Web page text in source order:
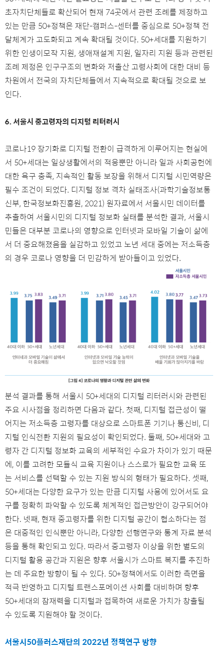
초자치단체들로 확산되어 현재 74곳에서 관련 조례를 제정하고
있는 만큼 50+정책은 재단-캠퍼스-센터를 중심으로 50+정책 전
달체계가 고도화되고 계속 확대될 것이다. 50+세대를 지원하기
위한 인생이모작 지원, 생애재설계 지원, 일자리 지원 등과 관련된
조례 제정은 인구구조의 변화와 저출산 고령사회에 대한 대비 등
차원에서 전국의 자치단체들에서 지속적으로 확대될 것으로 보
인다.
6. 서울시 중고령자의 디지털 리터러시
코로나19 장기화로 디지털 전환이 급격하게 이루어지는 현실에
서 50+세대는 일상생활에서의 적응뿐만 아니라 일과 사회공헌에
대한 욕구 충족, 지속적인 활동 보장을 위해서 디지털 시민역량은
필수 조건이 되었다. 디지털 정보 격차 실태조사(과학기술정보통
신부, 한국정보화진흥원, 2021) 원자료에서 서울시민 데이터를
추출하여 서울시민의 디지털 정보화 실태를 분석한 결과, 서울시
민들은 대부분 코로나의 영향으로 인터넷과 모바일 기술이 삶에
서 더 중요해졌음을 실감하고 있었고 노년 세대 중에는 저소득층
의 경우 코로나 영향을 더 민감하게 받아들이고 있었다.
분석 결과를 통해 서울시 50+세대의 디지털 리터러시와 관련된
주요 시사점을 정리하면 다음과 같다. 첫째, 디지털 접근성이 떨
어지는 저소득층 고령자를 대상으로 스마트폰 기기나 통신비, 디
지털 인식전환 지원의 필요성이 확인되었다. 둘째, 50+세대와 고
령자 간 디지털 정보화 교육의 세부적인 수요가 차이가 있기 때문
에, 이를 고려한 모듈식 교육 지원이나 스스로가 필요한 교육 또
는 서비스를 선택할 수 있는 지원 방식의 형태가 필요하다. 셋째,
50+세대는 다양한 요구가 있는 만큼 디지털 사용에 있어서도 요
구를 정확히 파악할 수 있도록 체계적인 접근방안이 강구되어야
한다. 넷째, 현재 중고령자를 위한 디지털 공간이 협소하다는 점
은 대중적인 인식뿐만 아니라, 다양한 선행연구와 통계 자료 분석
등을 통해 확인되고 있다. 따라서 중고령자 이상을 위한 별도의
디지털 활용 공간과 지원은 향후 서울시가 스마트 복지를 추진하
는 데 주요한 방향이 될 수 있다. 50+정책에서도 이러한 측면을
적극 반영하고 디지털 트랜스포메이션 사회를 대비하며 향후
50+세대의 잠재력을 디지털과 접목하여 새로운 가치가 창출될
수 있도록 지원해야 할 것이다.
서울시50플러스재단의 2022년 정책연구 방향